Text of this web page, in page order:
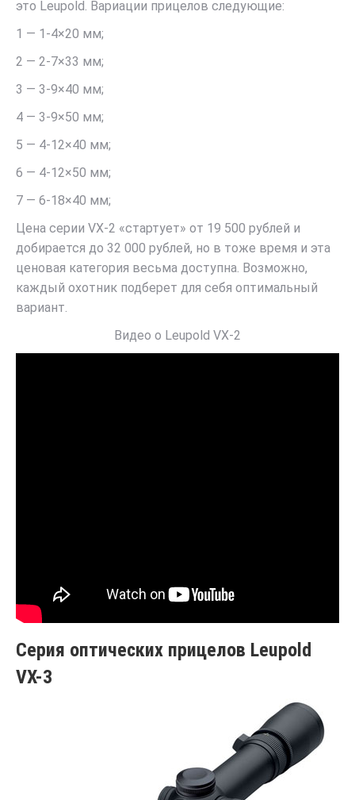
это Leupold. Вариации прицелов следующие:
1 — 1-4×20 мм;
2 — 2-7×33 мм;
3 — 3-9×40 мм;
4 — 3-9×50 мм;
5 — 4-12×40 мм;
6 — 4-12×50 мм;
7 — 6-18×40 мм;
Цена серии VX-2 «стартует» от 19 500 рублей и
добирается до 32 000 рублей, но в тоже время и эта
ценовая категория весьма доступна. Возможно,
каждый охотник подберет для себя оптимальный
вариант.
Видео о Leupold VX-2
Серия оптических прицелов Leupold
VX-3